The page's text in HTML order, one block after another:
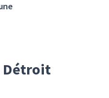
Détroit